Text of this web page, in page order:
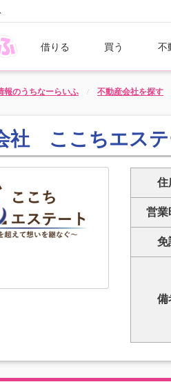
借りる 買う 不
報のうちなーらいふ 不動産会社を探す
社 ここちエス
住
営
免
備